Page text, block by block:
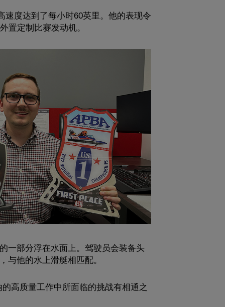
速度达到了每小时60英里。他的表现令
置定制比赛发动机。
一部分浮在水面上。驾驶员会装备头
与他的水上滑艇相匹配。
高质量工作中所面临的挑战有相通之